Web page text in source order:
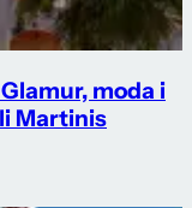
moda i
Martinis